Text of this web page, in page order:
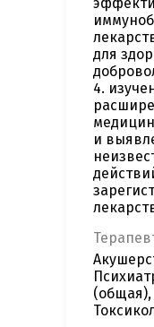
для
4.
и
(общая),